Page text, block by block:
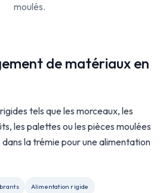
moulés.
de matériaux en
tels que les morceaux, les
les palettes ou les pièces moulées
la trémie pour une alimentation
Alimentation rigide